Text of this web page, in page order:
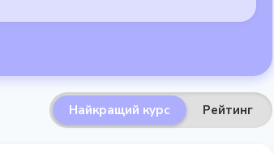
Найкращий курс Рейтинг